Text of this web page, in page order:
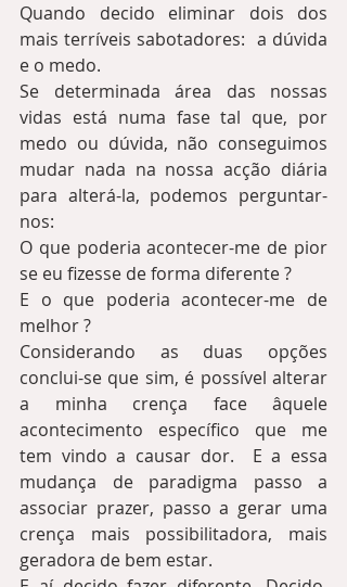
Quando decido eliminar dois dos
mais terríveis sabotadores:  a dúvida
e o medo.
Se determinada área das nossas
vidas está numa fase tal que, por
medo ou dúvida, não conseguimos
mudar nada na nossa acção diária
para alterá-la, podemos perguntar-
nos:
O que poderia acontecer-me de pior
se eu fizesse de forma diferente ?
E o que poderia acontecer-me de
melhor ?
Considerando as duas opções
conclui-se que sim, é possível alterar
a minha crença face âquele
acontecimento específico que me
tem vindo a causar dor.  E a essa
mudança de paradigma passo a
associar prazer, passo a gerar uma
crença mais possibilitadora, mais
geradora de bem estar.